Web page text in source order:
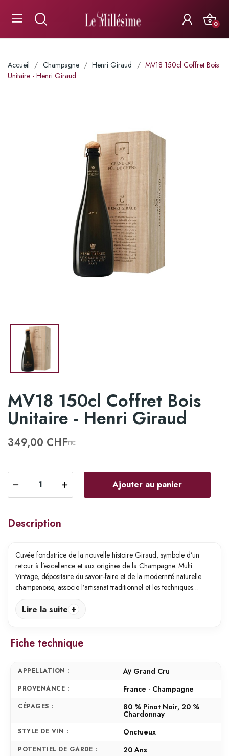
0
Accueil Champagne Henri Giraud
MV18 150cl Coffret Bois
Unitaire - Henri Giraud
MV18 150cl Coffret Bois
Unitaire - Henri Giraud
349,00 CHFTTC
Ajouter au panier
Description
Cuvée fondatrice de la nouvelle histoire Giraud, symbole d’un
retour à l’excellence et aux origines de la Champagne. Multi
Vintage, dépositaire du savoir-faire et de la modernité naturelle
champenoise, associe l’artisanat traditionnel et les techniques…
Lire la suite
Fiche technique
APPELLATION : Aÿ Grand Cru
PROVENANCE : France - Champagne
CÉPAGES : 80 % Pinot Noir, 20 %
Chardonnay
STYLE DE VIN : Onctueux
POTENTIEL DE GARDE : 20 Ans